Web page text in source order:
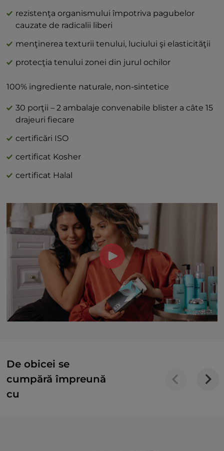
rezistenţa organismului împotriva pagubelor
cauzate de radicalii liberi
menţinerea texturii tenului, luciului şi elasticităţii
protecţia tenului zonei din jurul ochilor
100% ingrediente naturale, non-sintetice
30 porţii – 2 ambalaje convenabile blister a câte 15
drajeuri fiecare
certificări ISO
certificat Kosher
certificat Halal
De obicei se
cumpără împreună
cu